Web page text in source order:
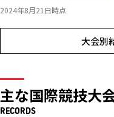
2024年8月21日時点
大会別
主な国際競技大
RECORDS